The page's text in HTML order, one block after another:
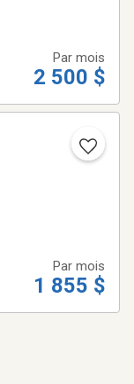
Par mois
2 500 $
Par mois
1 855 $